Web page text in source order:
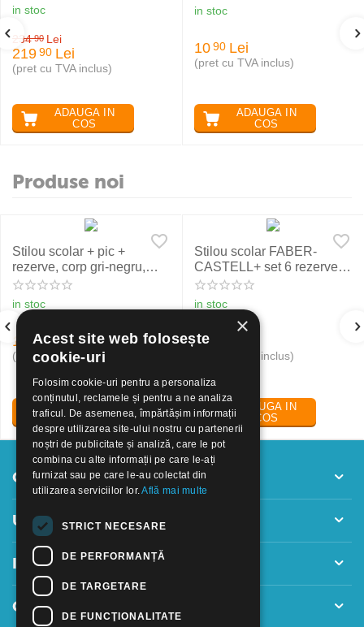
in stoc
234 90 Lei
219 90 Lei
(pret cu TVA inclus)
ADAUGA IN
COS
in stoc
10 90 Lei
(pret cu TVA inclus)
ADAUGA IN
COS
Produse noi
Stilou scolar + pic +
rezerve, corp gri-negru,
NXT Eberhard Faber
in stoc
19 30 Lei
(pret cu TVA inclus)
ADAUGA IN
COS
Stilou scolar FABER-
CASTELL+ set 6 rezerve,
rosu
in stoc
24
(pret cu TVA inclus)
ADAUGA IN
COS
Contul meu
Utile
Informatii
Contact
×
Acest site web folosește
cookie-uri
Folosim cookie-uri pentru a personaliza
conținutul, reclamele și pentru a ne analiza
traficul. De asemenea, împărtășim informații
despre utilizarea site-ului nostru cu partenerii
noștri de publicitate și analiză, care le pot
combina cu alte informații pe care le-ați
furnizat sau pe care le-au colectat din
utilizarea serviciilor lor.Află mai multe
STRICT NECESARE
DE PERFORMANȚĂ
DE TARGETARE
DE FUNCŢIONALITATE